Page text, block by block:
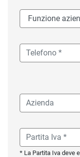
* La Partita Iva deve